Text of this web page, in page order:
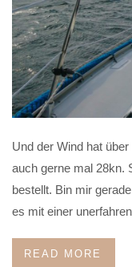
Und der Wind hat
auch gerne mal 28kn.
bestellt. Bin mir
es mit einer
READ MORE